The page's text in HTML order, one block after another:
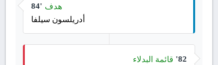
84' هدف
أدريلسون سيلفا
82' قائمة البدلاء